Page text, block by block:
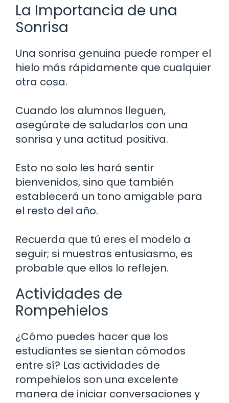
La Importancia de una
Sonrisa
Una sonrisa genuina puede romper el
hielo más rápidamente que cualquier
otra cosa.
Cuando los alumnos lleguen,
asegúrate de saludarlos con una
sonrisa y una actitud positiva.
Esto no solo les hará sentir
bienvenidos, sino que también
establecerá un tono amigable para
el resto del año.
Recuerda que tú eres el modelo a
seguir; si muestras entusiasmo, es
probable que ellos lo reflejen.
Actividades de
Rompehielos
¿Cómo puedes hacer que los
estudiantes se sientan cómodos
entre sí? Las actividades de
rompehielos son una excelente
manera de iniciar conversaciones y